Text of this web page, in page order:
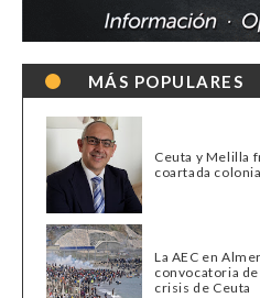
MÁS POPULARES
Ceuta y Melilla
coartada
La AEC en
convocatoria
crisis de Ceuta